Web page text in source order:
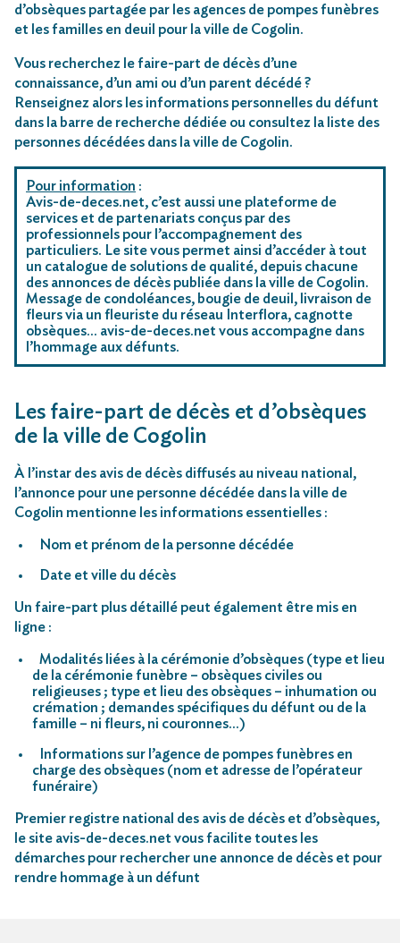
d’obsèques partagée par les agences de pompes funèbres
et les familles en deuil pour la ville de Cogolin.
Vous recherchez le faire-part de décès d’une
connaissance, d’un ami ou d’un parent décédé ?
Renseignez alors les informations personnelles du défunt
dans la barre de recherche dédiée ou consultez la liste des
personnes décédées dans la ville de Cogolin.
Pour information :
Avis-de-deces.net, c’est aussi une plateforme de
services et de partenariats conçus par des
professionnels pour l’accompagnement des
particuliers. Le site vous permet ainsi d’accéder à tout
un catalogue de solutions de qualité, depuis chacune
des annonces de décès publiée dans la ville de Cogolin.
Message de condoléances, bougie de deuil, livraison de
fleurs via un fleuriste du réseau Interflora, cagnotte
obsèques… avis-de-deces.net vous accompagne dans
l’hommage aux défunts.
Les faire-part de décès et d’obsèques
de la ville de Cogolin
À l’instar des avis de décès diffusés au niveau national,
l’annonce pour une personne décédée dans la ville de
Cogolin mentionne les informations essentielles :
Nom et prénom de la personne décédée
Date et ville du décès
Un faire-part plus détaillé peut également être mis en
ligne :
Modalités liées à la cérémonie d’obsèques (type et lieu
de la cérémonie funèbre – obsèques civiles ou
religieuses ; type et lieu des obsèques – inhumation ou
crémation ; demandes spécifiques du défunt ou de la
famille – ni fleurs, ni couronnes…)
Informations sur l’agence de pompes funèbres en
charge des obsèques (nom et adresse de l’opérateur
funéraire)
Premier registre national des avis de décès et d’obsèques,
le site avis-de-deces.net vous facilite toutes les
démarches pour rechercher une annonce de décès et pour
rendre hommage à un défunt